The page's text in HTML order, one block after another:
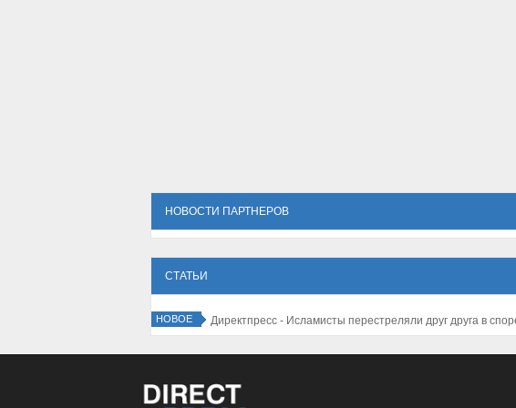
НОВОСТИ ПАРТНЕРОВ
СТАТЬИ
НОВОЕ Директпресс - Исламисты перестреляли друг друга в